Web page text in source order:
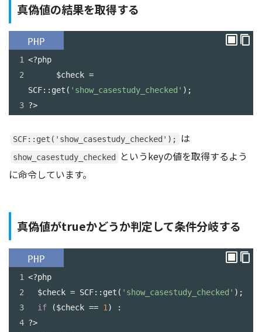
真偽値の結果を取得する
PHP
1 <?php
2
$check =
SCF:: get ( 'show_casestudy_checked' );
3 ?>
SCF::get('show_casestudy_checked'); は
show_casestudy_checked
というkeyの値を取得するよう
に命令しています。
真偽値がtrueかどうか判定して条件分岐する
PHP
1 <?php
2
$check = SCF:: get ( 'show_casestudy_checked' );
3
if ($check == 1 ) :
4 ?>